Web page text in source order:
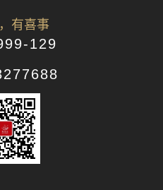
有喜事
129